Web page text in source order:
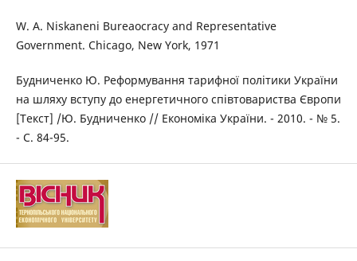
W. A. Niskaneni Bureaocracy and Representative
Government. Chicago, New York, 1971
Будниченко Ю. Реформування тарифної політики України
на шляху вступу до енергетичного співтовариства Європи
[Текст] /Ю. Будниченко // Економіка України. - 2010. - № 5.
- С. 84-95.